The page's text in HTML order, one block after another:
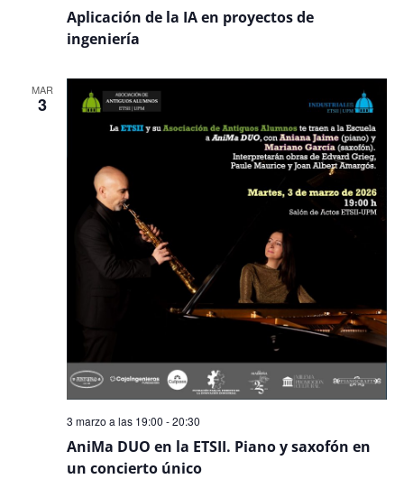
Aplicación de la IA en proyectos de
ingeniería
MAR
3
AniMa DUO en la ETSII. Piano y saxofón en
un concierto único
3 marzo a las 19:00 -20:30